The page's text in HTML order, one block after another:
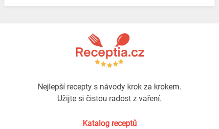
Nejlepší recepty s návody krok za krokem.
Užijte si čistou radost z vaření.
Katalog receptů